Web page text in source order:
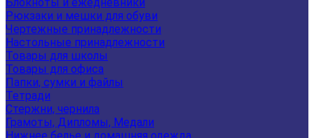
Рюкзаки и мешки для обуви
Чертежные принадлежности
Настольные принадлежности
Товары для школы
Товары для офиса
Папки, сумки и файлы
Тетради
Стержни, чернила
Грамоты, Дипломы, Медали